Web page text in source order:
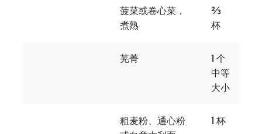
菠菜或卷心菜，
煮熟
⅔
杯
芜菁
1 个
中等
大小
粗麦粉、通心粉
1 杯